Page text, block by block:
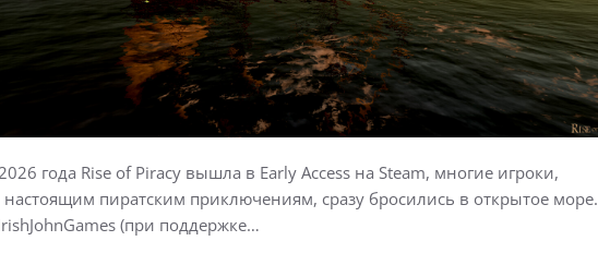
года Rise of Piracy вышла в Early Access на Steam, многие игроки,
настоящим пиратским приключениям, сразу бросились в открытое море.
(при поддержке…